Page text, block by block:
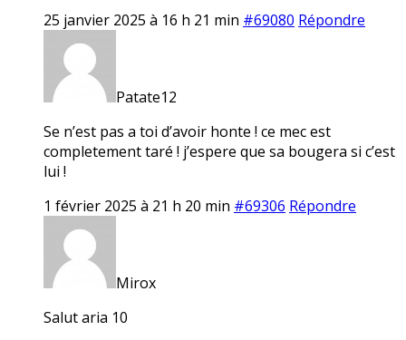
25 janvier 2025 à 16 h 21 min #69080 Répondre
Patate12
Se n’est pas a toi d’avoir honte ! ce mec est
completement taré ! j’espere que sa bougera si c’est
lui !
1 février 2025 à 21 h 20 min #69306 Répondre
Mirox
Salut aria 10